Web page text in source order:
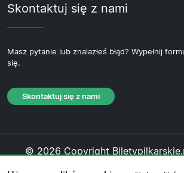
Skontaktuj się z nami
Masz pytanie lub znalazłeś błąd? Wypełnij
się.
Skontaktuj się z nami
© 2026 Copyright